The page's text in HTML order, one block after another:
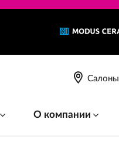
Салоны
О компании